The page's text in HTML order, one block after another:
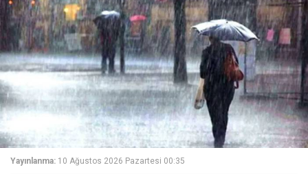
Yayınlanma: 10 Ağustos 2026 Pazartesi 00:35